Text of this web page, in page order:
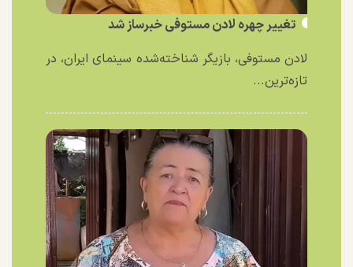
تغییر چهره لادن مستوفی خبرساز شد
لادن مستوفی، بازیگر شناخته‌شده سینمای ایران، در
تازه‌ترین...